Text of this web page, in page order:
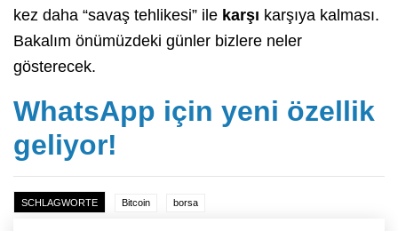
kez daha “savaş tehlikesi” ile karşı karşıya kalması.
Bakalım önümüzdeki günler bizlere neler
gösterecek.
WhatsApp için yeni özellik
geliyor!
SCHLAGWORTE Bitcoin borsa